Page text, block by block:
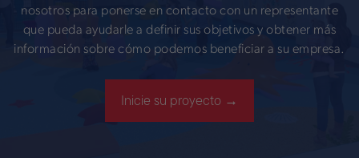
nosotros para ponerse en contacto con un representante
que pueda ayudarle a definir sus objetivos y obtener más
información sobre cómo podemos beneficiar a su empresa.
Inicie su proyecto →